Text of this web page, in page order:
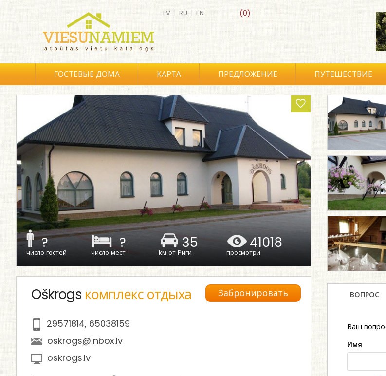
(0)
LV | RU | EN
ГОСТЕВЫЕ ДОМА КАРТА ПРЕДЛОЖЕНИЕ ПУТЕШЕСТВИЕ
?
число гостей
?
число мест
35
kм от Риги
41018
просмотри
Oškrogs комплекс отдыха Забронировать
29571814, 65038159
oskrogs@inbox.lv
oskrogs.lv
ВОПРОС
Ваш
Имя